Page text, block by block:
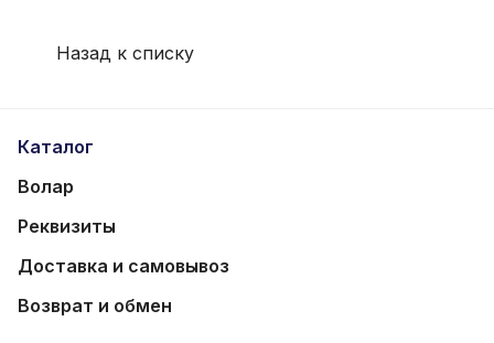
Назад к списку
Каталог
Волар
Реквизиты
Доставка и самовывоз
Возврат и обмен